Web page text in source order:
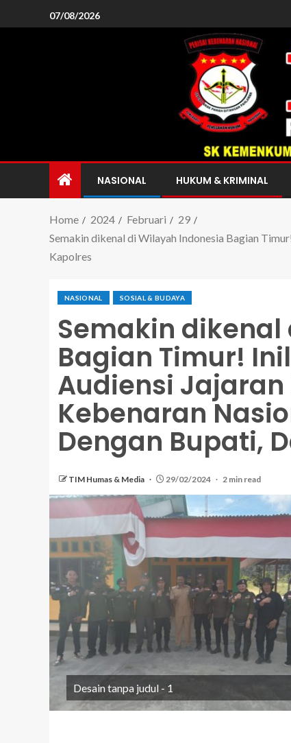
07/08/2026
NASIONAL HUKUM & KRIMINAL
Home 2024 Februari
29
Semakin dikenal di Wilayah Indonesia Bagian
Kapolres
NASIONAL SOSIAL & BUDAYA
Semakin
Bagian Timur!
Audiensi Jajaran
Kebenaran
Dengan Bupati,
TIM Humas & Media 29/02/2024 2 min read
Desain tanpa judul - 1